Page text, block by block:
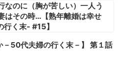
なのに（胸が苦しい）一人う
はその時…【熟年離婚は幸せ
く末- #15】
50代夫婦の行く末－】 第１話